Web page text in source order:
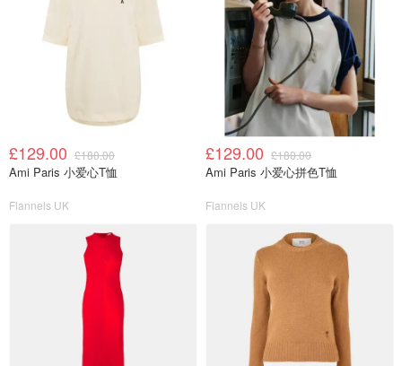
£129.00 £180.00
Ami Paris 小爱心T恤
Flannels UK
£129.00 £180.00
Ami Paris 小爱心拼色T恤
Flannels UK